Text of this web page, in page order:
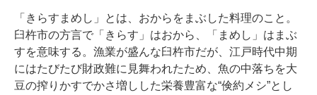
「きらすまめし」とは、おからをまぶした料理のこと。
臼杵市の方言で「きらす」はおから、「まめし」はまぶ
すを意味する。漁業が盛んな臼杵市だが、江戸時代中期
にはたびたび財政難に見舞われたため、魚の中落ちを大
豆の搾りかすでかさ増しした栄養豊富な“倹約メシ”とし